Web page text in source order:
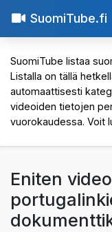
SuomiTube.fi
SuomiTube listaa
Listalla on tällä
automaattisesti
videoiden tietojen
vuorokaudessa. Voit
Eniten